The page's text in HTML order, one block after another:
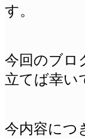
す。
今回のブロ
立てば幸い
今内容につ